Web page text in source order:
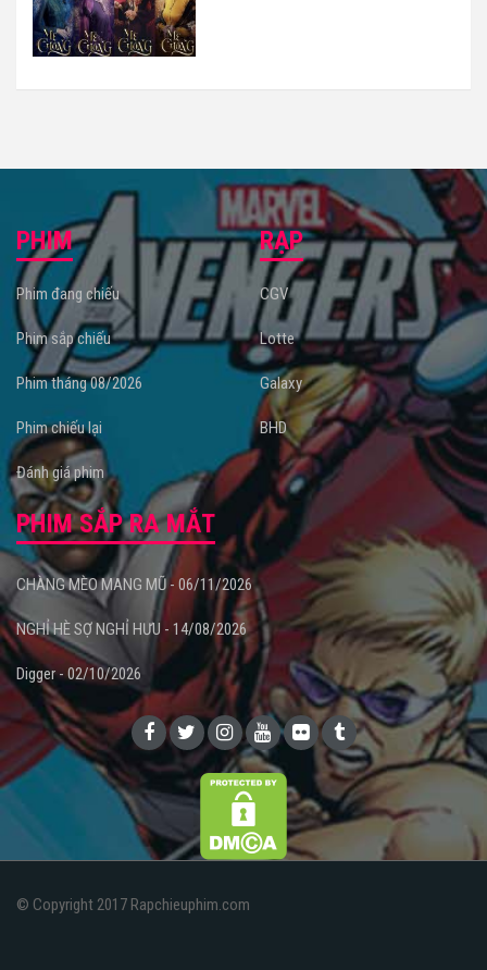
PHIM
Phim đang chiếu
Phim sắp chiếu
Phim tháng 08/2026
Phim chiếu lại
Đánh giá phim
RẠP
CGV
Lotte
Galaxy
BHD
PHIM SẮP RA MẮT
CHÀNG MÈO MANG MŨ - 06/11/2026
NGHỈ HÈ SỢ NGHỈ HƯU - 14/08/2026
Digger - 02/10/2026
© Copyright 2017 Rapchieuphim.com